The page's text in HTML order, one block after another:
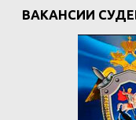
ВАКАНСИИ